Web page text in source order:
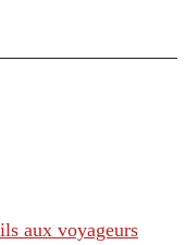
aux voyageurs